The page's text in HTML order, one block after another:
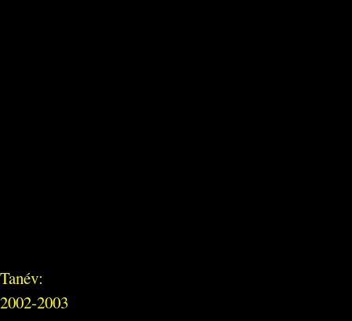
Tanév:
2002-2003